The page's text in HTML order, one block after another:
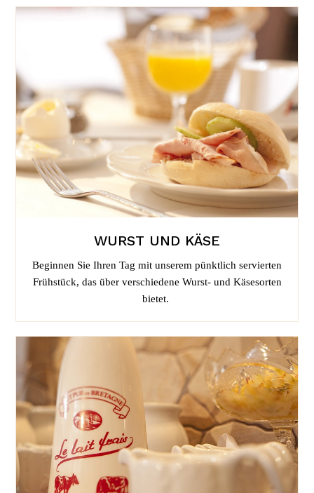
WURST UND KÄSE
Beginnen Sie Ihren Tag mit unserem pünktlich servierten
Frühstück, das über verschiedene Wurst- und Käsesorten
bietet.